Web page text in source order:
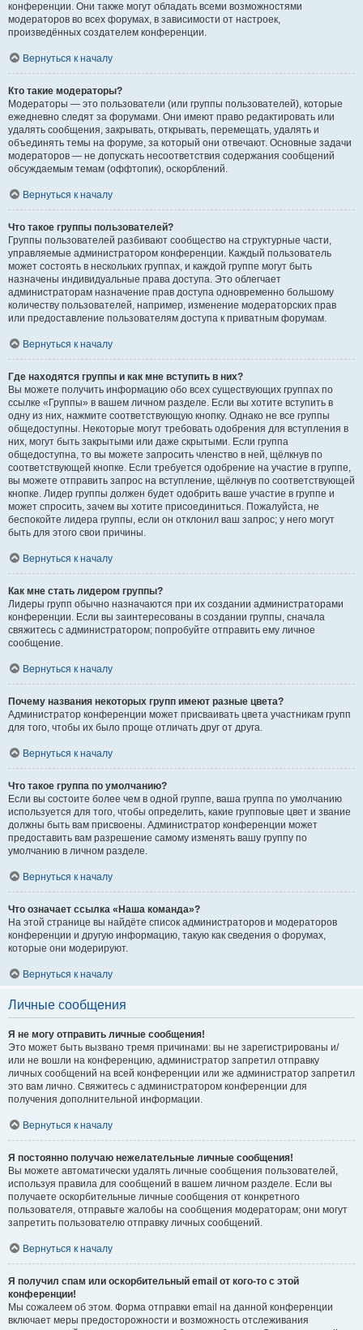
конференции. Они также могут обладать всеми возможностями
модераторов во всех форумах, в зависимости от настроек,
произведённых создателем конференции.
Вернуться к началу
Кто такие модераторы?
Модераторы — это пользователи (или группы пользователей), которые
ежедневно следят за форумами. Они имеют право редактировать или
удалять сообщения, закрывать, открывать, перемещать, удалять и
объединять темы на форуме, за который они отвечают. Основные задачи
модераторов — не допускать несоответствия содержания сообщений
обсуждаемым темам (оффтопик), оскорблений.
Вернуться к началу
Что такое группы пользователей?
Группы пользователей разбивают сообщество на структурные части,
управляемые администратором конференции. Каждый пользователь
может состоять в нескольких группах, и каждой группе могут быть
назначены индивидуальные права доступа. Это облегчает
администраторам назначение прав доступа одновременно большому
количеству пользователей, например, изменение модераторских прав
или предоставление пользователям доступа к приватным форумам.
Вернуться к началу
Где находятся группы и как мне вступить в них?
Вы можете получить информацию обо всех существующих группах по
ссылке «Группы» в вашем личном разделе. Если вы хотите вступить в
одну из них, нажмите соответствующую кнопку. Однако не все группы
общедоступны. Некоторые могут требовать одобрения для вступления в
них, могут быть закрытыми или даже скрытыми. Если группа
общедоступна, то вы можете запросить членство в ней, щёлкнув по
соответствующей кнопке. Если требуется одобрение на участие в группе,
вы можете отправить запрос на вступление, щёлкнув по соответствующей
кнопке. Лидер группы должен будет одобрить ваше участие в группе и
может спросить, зачем вы хотите присоединиться. Пожалуйста, не
беспокойте лидера группы, если он отклонил ваш запрос; у него могут
быть для этого свои причины.
Вернуться к началу
Как мне стать лидером группы?
Лидеры групп обычно назначаются при их создании администраторами
конференции. Если вы заинтересованы в создании группы, сначала
свяжитесь с администратором; попробуйте отправить ему личное
сообщение.
Вернуться к началу
Почему названия некоторых групп имеют разные цвета?
Администратор конференции может присваивать цвета участникам групп
для того, чтобы их было проще отличать друг от друга.
Вернуться к началу
Что такое группа по умолчанию?
Если вы состоите более чем в одной группе, ваша группа по умолчанию
используется для того, чтобы определить, какие групповые цвет и звание
должны быть вам присвоены. Администратор конференции может
предоставить вам разрешение самому изменять вашу группу по
умолчанию в личном разделе.
Вернуться к началу
Что означает ссылка «Наша команда»?
На этой странице вы найдёте список администраторов и модераторов
конференции и другую информацию, такую как сведения о форумах,
которые они модерируют.
Вернуться к началу
Личные сообщения
Я не могу отправить личные сообщения!
Это может быть вызвано тремя причинами: вы не зарегистрированы и/
или не вошли на конференцию, администратор запретил отправку
личных сообщений на всей конференции или же администратор запретил
это вам лично. Свяжитесь с администратором конференции для
получения дополнительной информации.
Вернуться к началу
Я постоянно получаю нежелательные личные сообщения!
Вы можете автоматически удалять личные сообщения пользователей,
используя правила для сообщений в вашем личном разделе. Если вы
получаете оскорбительные личные сообщения от конкретного
пользователя, отправьте жалобы на сообщения модераторам; они могут
запретить пользователю отправку личных сообщений.
Вернуться к началу
Я получил спам или оскорбительный email от кого-то с этой
конференции!
Мы сожалеем об этом. Форма отправки email на данной конференции
включает меры предосторожности и возможность отслеживания